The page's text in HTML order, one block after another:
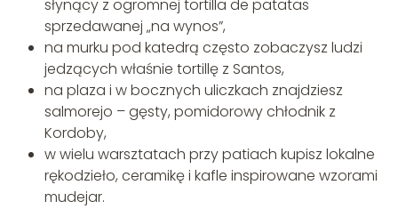
słynący z ogromnej tortilla de patatas
sprzedawanej „na wynos”,
na murku pod katedrą często zobaczysz ludzi
jedzących właśnie tortillę z Santos,
na plaza i w bocznych uliczkach znajdziesz
salmorejo – gęsty, pomidorowy chłodnik z
Kordoby,
w wielu warsztatach przy patiach kupisz lokalne
rękodzieło, ceramikę i kafle inspirowane wzorami
mudejar.